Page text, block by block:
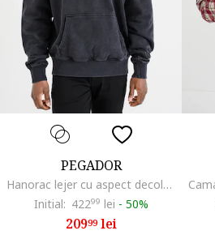
PEGADOR
Hanorac lejer cu aspect decolorat, Negru stins
Initial: 42299 lei - 50%
20999lei